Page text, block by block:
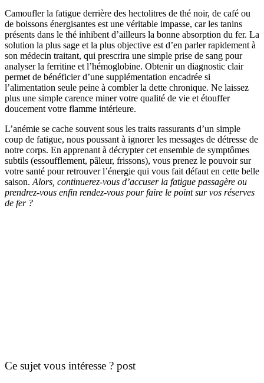
Camoufler la fatigue derrière des hectolitres de thé noir, de café ou
de boissons énergisantes est une véritable impasse, car les tanins
présents dans le thé inhibent d’ailleurs la bonne absorption du fer. La
solution la plus sage et la plus objective est d’en parler rapidement à
son médecin traitant, qui prescrira une simple prise de sang pour
analyser la ferritine et l’hémoglobine. Obtenir un diagnostic clair
permet de bénéficier d’une supplémentation encadrée si
l’alimentation seule peine à combler la dette chronique. Ne laissez
plus une simple carence miner votre qualité de vie et étouffer
doucement votre flamme intérieure.
L’anémie se cache souvent sous les traits rassurants d’un simple
coup de fatigue, nous poussant à ignorer les messages de détresse de
notre corps. En apprenant à décrypter cet ensemble de symptômes
subtils (essoufflement, pâleur, frissons), vous prenez le pouvoir sur
votre santé pour retrouver l’énergie qui vous fait défaut en cette belle
saison. Alors, continuerez-vous d’accuser la fatigue passagère ou
prendrez-vous enfin rendez-vous pour faire le point sur vos réserves
de fer ?
Ce sujet vous intéresse ? post